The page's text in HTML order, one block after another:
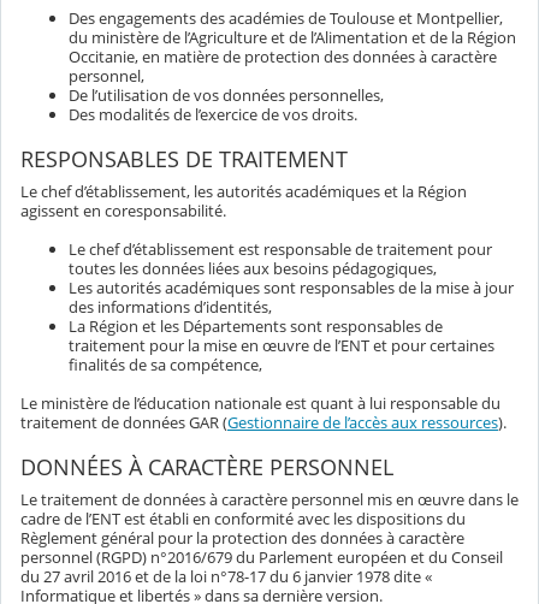
Des engagements des académies de Toulouse et Montpellier,
du ministère de l’Agriculture et de l’Alimentation et de la Région
Occitanie, en matière de protection des données à caractère
personnel,
De l’utilisation de vos données personnelles,
Des modalités de l’exercice de vos droits.
RESPONSABLES DE TRAITEMENT
Le chef d’établissement, les autorités académiques et la Région
agissent en coresponsabilité.
Le chef d’établissement est responsable de traitement pour
toutes les données liées aux besoins pédagogiques,
Les autorités académiques sont responsables de la mise à jour
des informations d’identités,
La Région et les Départements sont responsables de
traitement pour la mise en œuvre de l’ENT et pour certaines
finalités de sa compétence,
Le ministère de l’éducation nationale est quant à lui responsable du
traitement de données GAR (Gestionnaire de l’accès aux ressources).
DONNÉES À CARACTÈRE PERSONNEL
Le traitement de données à caractère personnel mis en œuvre dans le
cadre de l’ENT est établi en conformité avec les dispositions du
Règlement général pour la protection des données à caractère
personnel (RGPD) n°2016/679 du Parlement européen et du Conseil
du 27 avril 2016 et de la loi n°78-17 du 6 janvier 1978 dite «
Informatique et libertés » dans sa dernière version.